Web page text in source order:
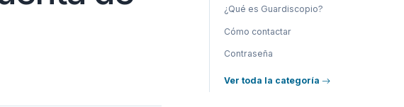
¿Qué es Guardiscopio?
Cómo contactar
Contraseña
Ver toda la categoría